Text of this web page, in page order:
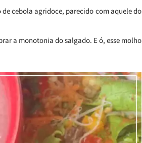
cebola agridoce, parecido com aquele do
a monotonia do salgado. E ó, esse molho